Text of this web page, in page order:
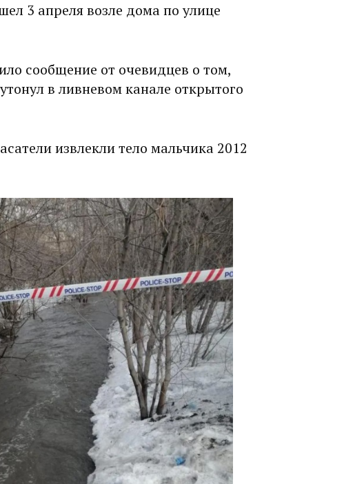
3 апреля возле дома по улице
сообщение от очевидцев о том,
в ливневом канале открытого
извлекли тело мальчика 2012